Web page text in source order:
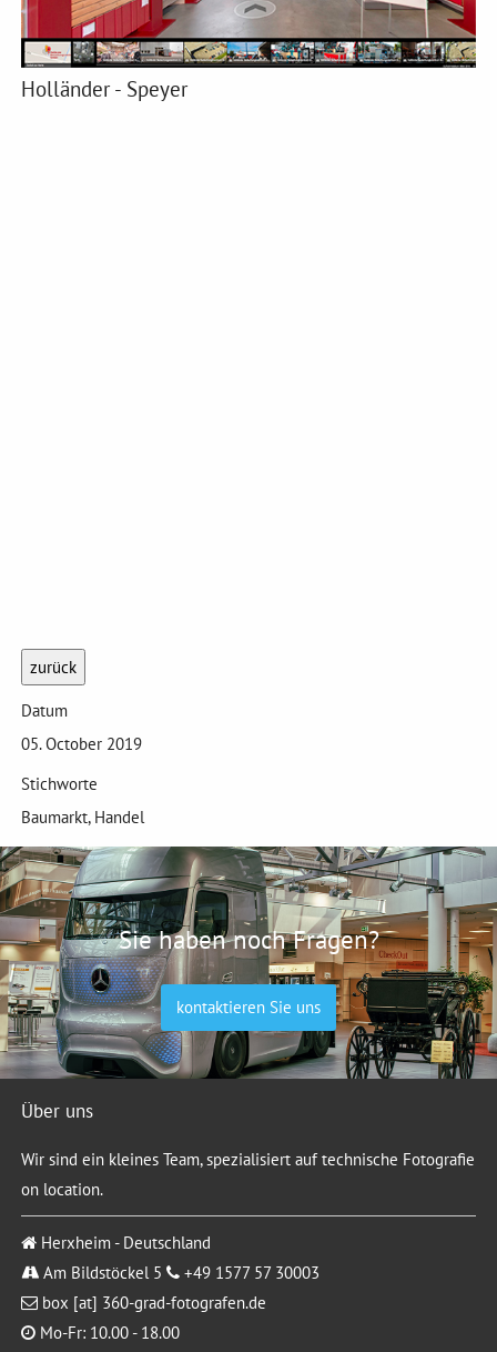
Holländer - Speyer
zurück
Datum
05. October 2019
Stichworte
Baumarkt, Handel
Sie haben noch Fragen?
kontaktieren Sie uns
Über uns
Wir sind ein kleines Team, spezialisiert auf technische Fotografie
on location.
Herxheim - Deutschland
Am Bildstöckel 5
+49 1577 57 30003
box [at] 360-grad-fotografen.de
Mo-Fr: 10.00 - 18.00